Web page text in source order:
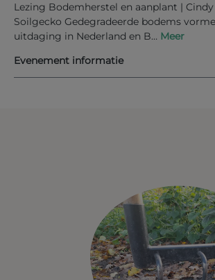
Lezing Bodemherstel en aanplant |
Soilgecko Gedegradeerde bodems
uitdaging in Nederland en B… Meer
Evenement informatie